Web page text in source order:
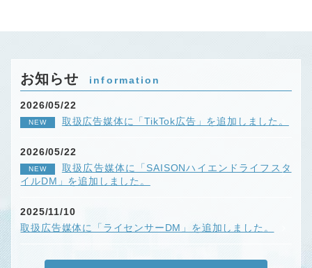
お知らせ information
2026/05/22
NEW 取扱広告媒体に「TikTok広告」を追加しました。
2026/05/22
NEW
取扱広告媒体に「SAISONハイエンドライフスタ
イルDM」を追加しました。
2025/11/10
取扱広告媒体に「ライセンサーDM」を追加しました。